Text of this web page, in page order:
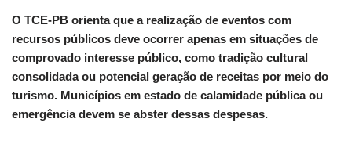
O TCE-PB orienta que a realização de eventos com
recursos públicos deve ocorrer apenas em situações de
comprovado interesse público, como tradição cultural
consolidada ou potencial geração de receitas por meio do
turismo. Municípios em estado de calamidade pública ou
emergência devem se abster dessas despesas.